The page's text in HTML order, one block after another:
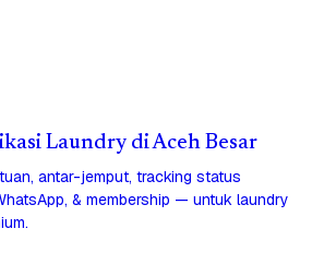
Laundry di Aceh Besar
antar-jemput, tracking status
& membership — untuk laundry